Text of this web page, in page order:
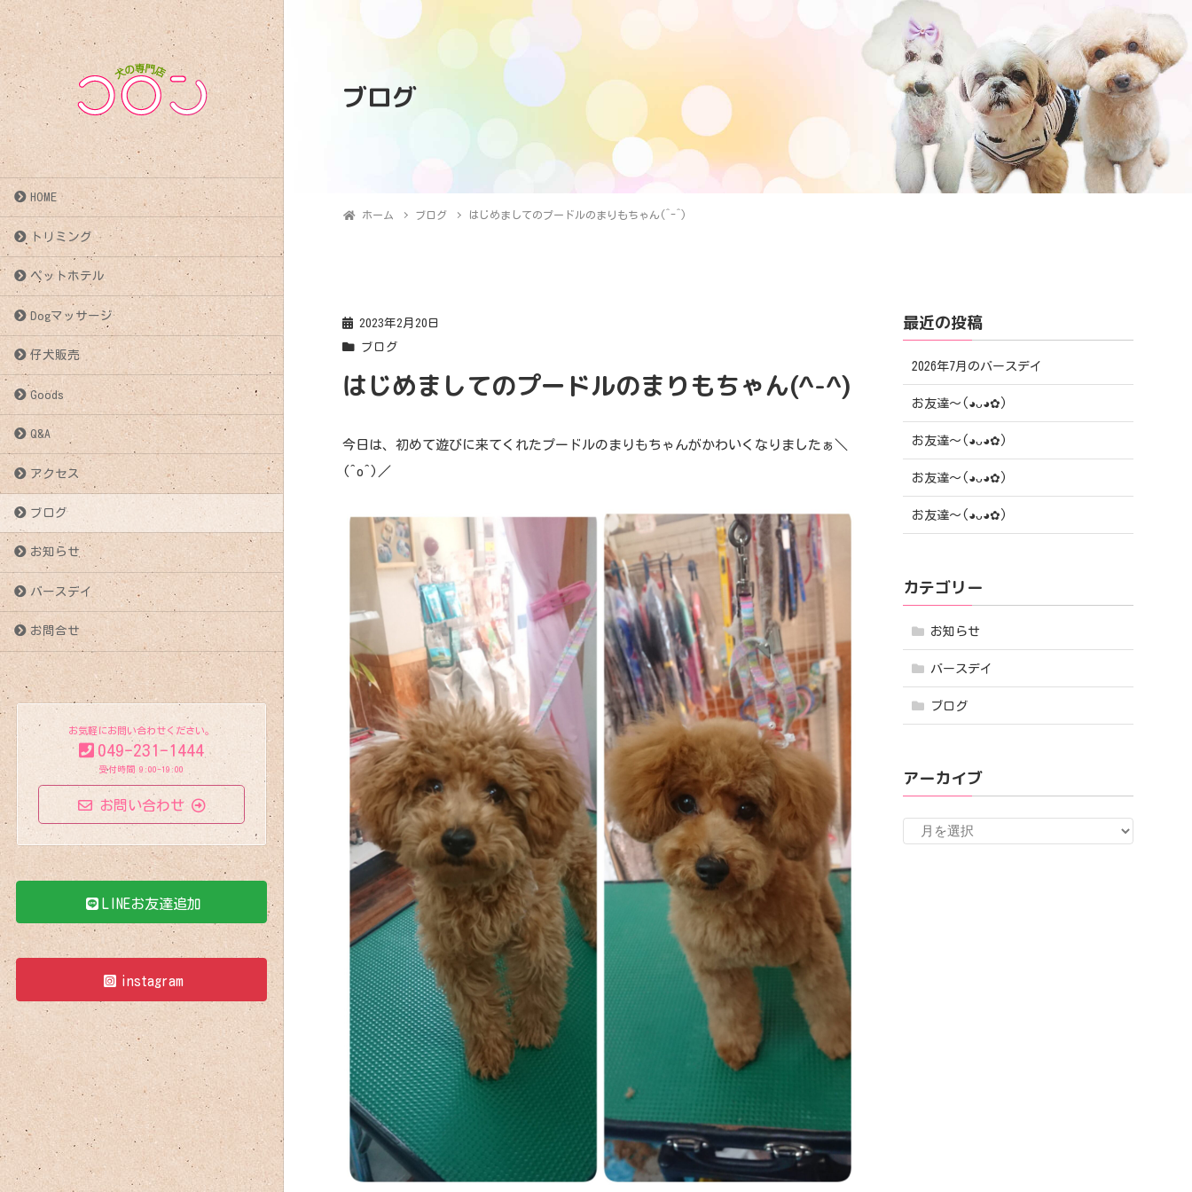
HOME
トリミング
ペットホテル
Dogマッサージ
仔犬販売
Goods
Q&A
アクセス
ブログ
お知らせ
バースデイ
お問合せ
お気軽にお問い合わせください。
049-231-1444
受付時間 9:00-19:00
お問い合わせ
LINEお友達追加
instagram
ブログ
ホーム ブログ はじめましてのプードルのまりもちゃん(^-^)
2023年2月20日
ブログ
はじめましてのプードルのまりもちゃん(^-^)
今日は、初めて遊びに来てくれたプードルのまりもちゃんがかわいくなりましたぁ＼
(^o^)／
最近の投稿
2026年7月のバースデイ
お友達〜(⁠◕⁠ᴗ⁠◕⁠✿⁠)
お友達〜(⁠◕⁠ᴗ⁠◕⁠✿⁠)
お友達〜(⁠◕⁠ᴗ⁠◕⁠✿⁠)
お友達〜(⁠◕⁠ᴗ⁠◕⁠✿⁠)
カテゴリー
お知らせ
バースデイ
ブログ
アーカイブ